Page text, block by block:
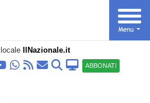
IlNazionale.it
ABBONATI